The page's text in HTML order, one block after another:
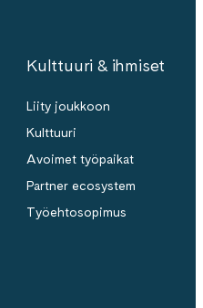
Kulttuuri & ihmiset
Liity joukkoon
Kulttuuri
Avoimet työpaikat
Partner ecosystem
Työehtosopimus